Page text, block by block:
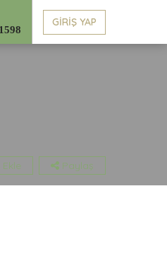
GİRİŞ YAP
ARA
Paylaş